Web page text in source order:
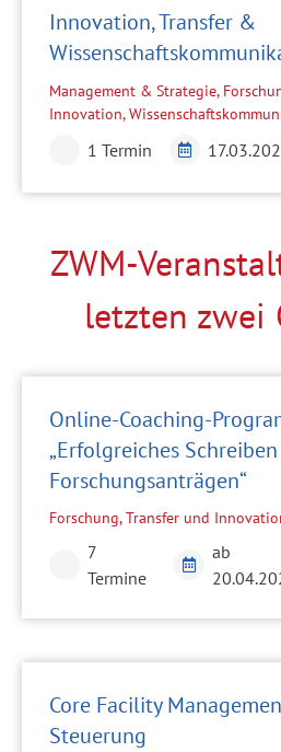
Innovation, Transfer &
Management & Strategie,
Innovation,
1 Termin
ZWM-
letzten zwei
Online-Coaching-
„Erfolgreiches
Forschungsanträgen“
Forschung, Transfer und
7
Termine
ab
Core Facility
Steuerung